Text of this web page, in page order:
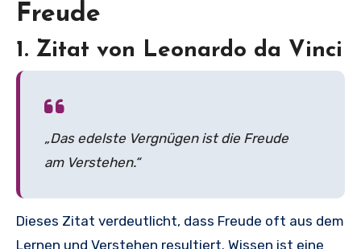
Freude
1. Zitat von Leonardo da Vinci
„Das edelste Vergnügen ist die Freude
am Verstehen.“
Dieses Zitat verdeutlicht, dass Freude oft aus dem
Lernen und Verstehen resultiert. Wissen ist eine